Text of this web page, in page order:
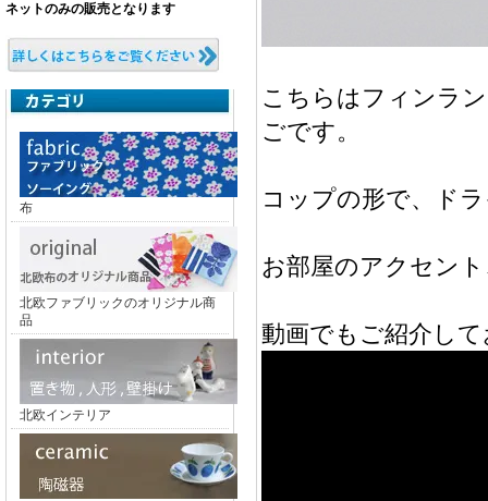
ネットのみの販売となります
布
北欧ファブリックのオリジナル商
品
北欧インテリア
こちらはフィンラ
ごです。
コップの形で、ド
お部屋のアクセン
動画でもご紹介し